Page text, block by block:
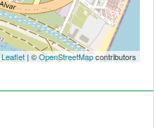
Leaflet| ©OpenStreetMapcontributors